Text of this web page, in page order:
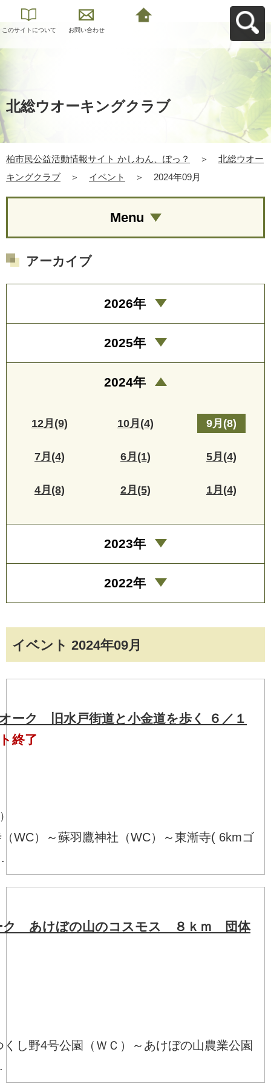
このサイトについて お問い合わせ
北総ウオーキングクラブ
柏市民公益活動情報サイト かしわん、ぽっ？ ＞
北総ウオー
キングクラブ
＞ イベント ＞ 2024年09月
イベント 2024年09月
ーク 旧水戸街道と小金道を歩く ６／１
終了
WC）～蘇羽鷹神社（WC）～東漸寺( 6kmゴ
ク あけぼの山のコスモス ８ｋｍ 団体
し野4号公園（ＷＣ）～あけぼの山農業公園
Menu
アーカイブ
2026年
2025年
2024年
12月(9) 10月(4) 9月(8)
7月(4) 6月(1) 5月(4)
4月(8) 2月(5) 1月(4)
2023年
2022年